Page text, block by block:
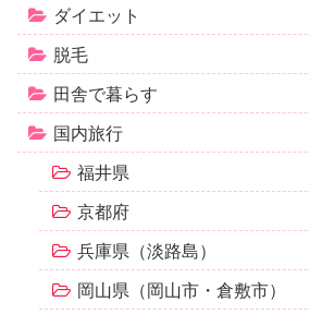
ダイエット
脱毛
田舎で暮らす
国内旅行
福井県
京都府
兵庫県（淡路島）
岡山県（岡山市・倉敷市）